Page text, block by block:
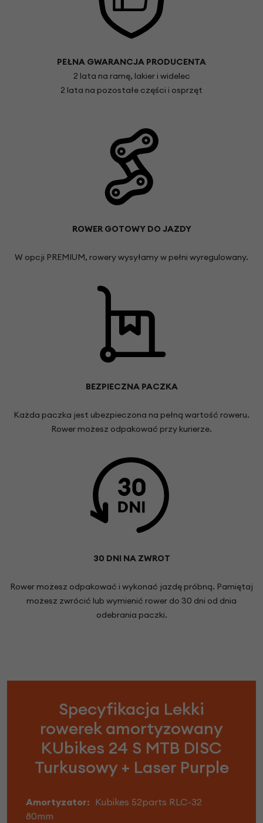
PEŁNA GWARANCJA PRODUCENTA
2 lata na ramę, lakier i widelec
2 lata na pozostałe części i osprzęt
ROWER GOTOWY DO JAZDY
W opcji PREMIUM, rowery wysyłamy w pełni wyregulowany.
BEZPIECZNA PACZKA
Każda paczka jest ubezpieczona na pełną wartość roweru.
Rower możesz odpakować przy kurierze.
30 DNI NA ZWROT
Rower możesz odpakować i wykonać jazdę próbną. Pamiętaj
możesz zwrócić lub wymienić rower do 30 dni od dnia
odebrania paczki.
Specyfikacja Lekki
rowerek amortyzowany
KUbikes 24 S MTB DISC
Turkusowy + Laser Purple
Amortyzator: Kubikes 52parts RLC-32
80mm